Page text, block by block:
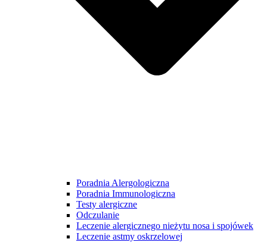
Poradnia Alergologiczna
Poradnia Immunologiczna
Testy alergiczne
Odczulanie
Leczenie alergicznego nieżytu nosa i spojówek
Leczenie astmy oskrzelowej